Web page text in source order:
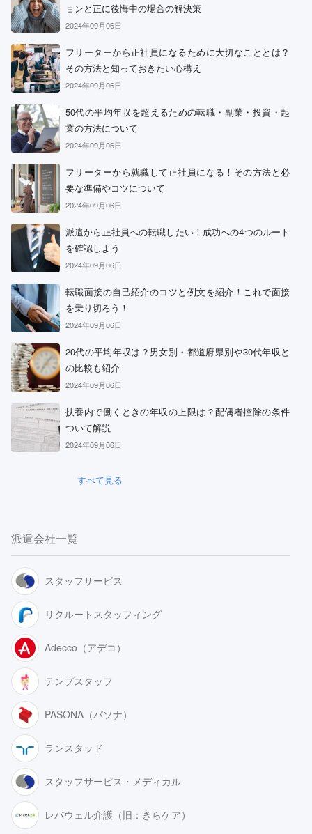
ョンと正に後悔中の場合の解決策
2024年09月06日
フリーターから正社員になるために大切なこととは？
その方法と知っておきたい心構え
2024年09月06日
50代の平均年収を超えるための転職・副業・投資・起
業の方法について
2024年09月06日
フリーターから就職して正社員になる！その方法と必
要な準備やコツについて
2024年09月06日
派遣から正社員への転職したい！成功への4つのルート
を確認しよう
2024年09月06日
転職面接の自己紹介のコツと例文を紹介！これで面接
を乗り切ろう！
2024年09月06日
20代の平均年収は？男女別・都道府県別や30代年収と
の比較も紹介
2024年09月06日
扶養内で働くときの年収の上限は？配偶者控除の条件
ついて解説
2024年09月06日
すべて見る
派遣会社一覧
スタッフサービス
リクルートスタッフィング
Adecco（アデコ）
テンプスタッフ
PASONA（パソナ）
ランスタッド
スタッフサービス・メディカル
レバウェル介護（旧：きらケア）